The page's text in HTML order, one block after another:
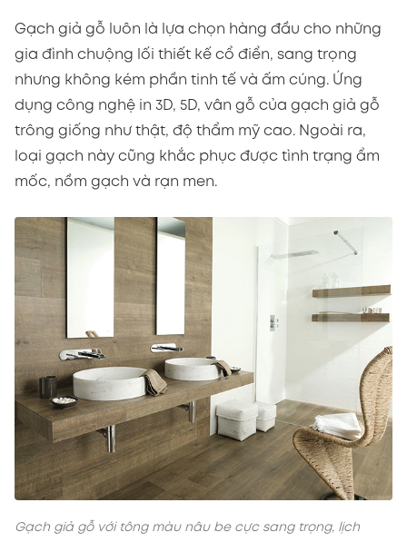
Gạch giả gỗ luôn là lựa chọn hàng đầu cho những
gia đình chuộng lối thiết kế cổ điển, sang trọng
nhưng không kém phần tinh tế và ấm cúng. Ứng
dụng công nghệ in 3D, 5D, vân gỗ của gạch giả gỗ
trông giống như thật, độ thẩm mỹ cao. Ngoài ra,
loại gạch này cũng khắc phục được tình trạng ẩm
mốc, nồm gạch và rạn men.
Gạch giả gỗ với tông màu nâu be cực sang trọng, lịch